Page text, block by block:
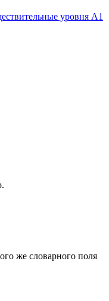
уровня A1
же словарного поля